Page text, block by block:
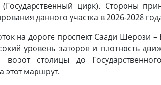
цирк). Стороны
данного участка в 2026-2028
на дороге проспект Саади Шерози
уровень заторов и плотность
столицы до
этот маршрут.